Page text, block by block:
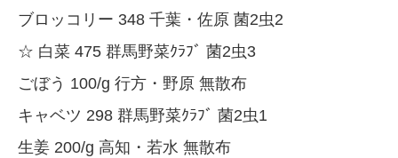
ブロッコリー 348 千葉・佐原 菌2虫2
☆ 白菜 475 群馬野菜ｸﾗﾌﾞ 菌2虫3
ごぼう 100/g 行方・野原 無散布
キャベツ 298 群馬野菜ｸﾗﾌﾞ 菌2虫1
生姜 200/g 高知・若水 無散布